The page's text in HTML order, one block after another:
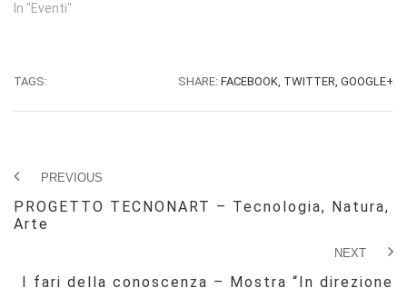
In "Eventi"
TAGS: SHARE: FACEBOOK, TWITTER, GOOGLE+
PREVIOUS
PROGETTO TECNONART – Tecnologia, Natura,
Arte
NEXT
I fari della conoscenza – Mostra “In direzione